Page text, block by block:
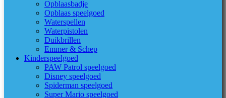
Opblaasbadje
Opblaas speelgoed
Waterspellen
Waterpistolen
Duikbrillen
Emmer & Schep
Kinderspeelgoed
PAW Patrol speelgoed
Disney speelgoed
Spiderman speelgoed
Super Mario speelgoed